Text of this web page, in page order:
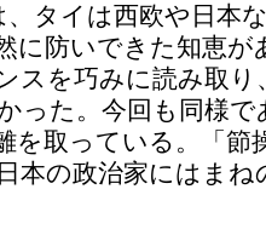
、タイは西欧や日本
に防いできた知恵が
スを巧みに読み取り
った。今回も同様で
を取っている。「節
本の政治家にはま